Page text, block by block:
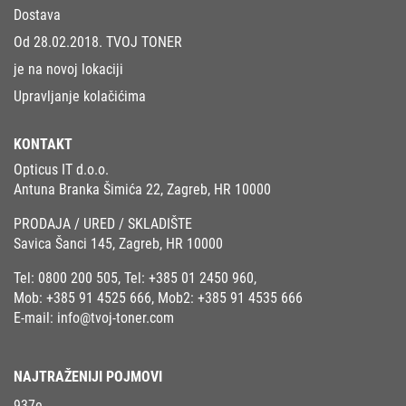
Dostava
Od 28.02.2018. TVOJ TONER
je na novoj lokaciji
Upravljanje kolačićima
KONTAKT
Opticus IT d.o.o.
Antuna Branka Šimića 22, Zagreb, HR 10000
PRODAJA / URED / SKLADIŠTE
Savica Šanci 145, Zagreb, HR 10000
Tel: 0800 200 505, Tel: +385 01 2450 960,
Mob: +385 91 4525 666, Mob2: +385 91 4535 666
E-mail: info@tvoj-toner.com
NAJTRAŽENIJI POJMOVI